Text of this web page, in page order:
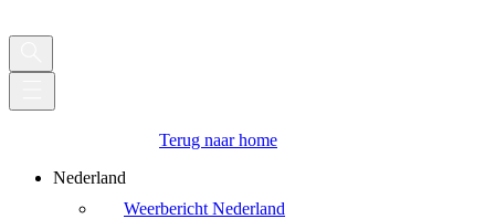
Terug naar home
Nederland
Weerbericht Nederland